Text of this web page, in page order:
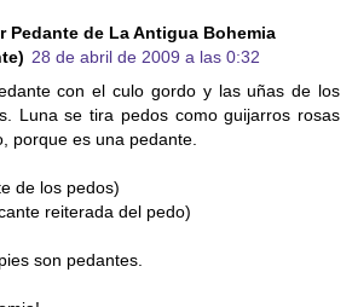
Pedante de La Antigua Bohemia
28 de abril de 2009 a las 0:32
con el culo gordo y las uñas de los
Luna se tira pedos como guijarros rosas
porque es una pedante.
de los pedos)
reiterada del pedo)
son pedantes.